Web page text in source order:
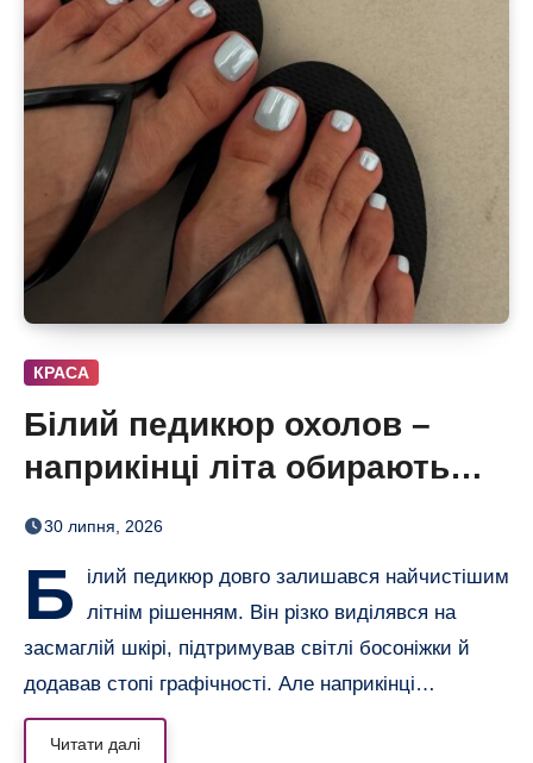
КРАСА
Білий педикюр охолов –
наприкінці літа обирають
сіро-блакитний
30 липня, 2026
Б
ілий педикюр довго залишався найчистішим
літнім рішенням. Він різко виділявся на
засмаглій шкірі, підтримував світлі босоніжки й
додавав стопі графічності. Але наприкінці…
Читати далі